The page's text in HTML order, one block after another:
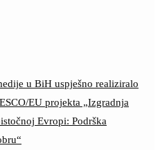
u BiH uspješno realiziralo
EU projekta „Izgradnja
Evropi: Podrška